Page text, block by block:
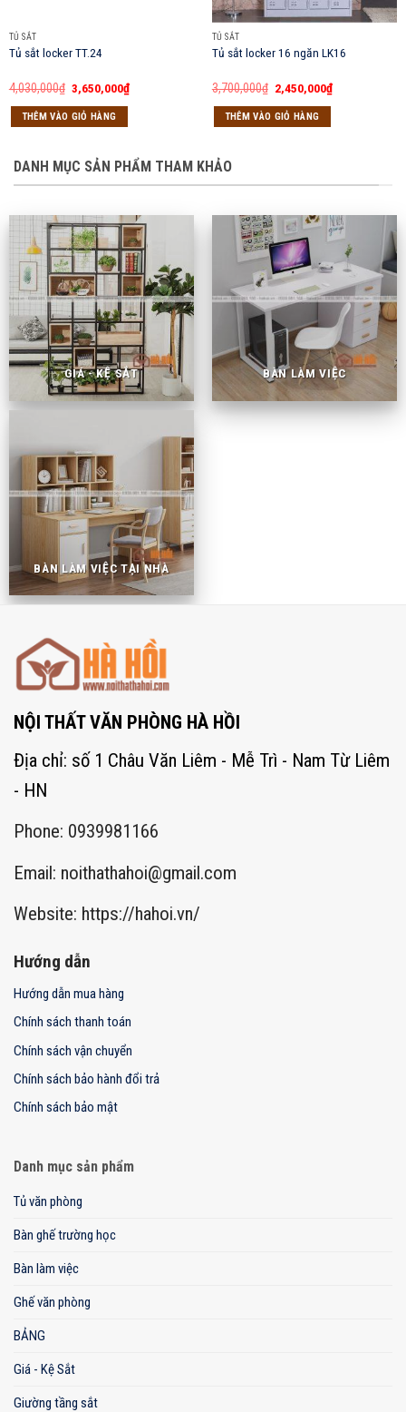
TỦ SẮT
Tủ sắt locker TT.24
4,030,000₫ Giá
gốc
là:
4,030,000₫.
3,650,000₫Giá
hiện
THÊM VÀO GIỎ HÀNG
TỦ SẮT
Tủ sắt locker 16 ngăn LK16
3,700,000₫ Giá
gốc
là:
3,700,000₫.
2,450,000₫Giá
hiện
THÊM VÀO GIỎ HÀNG
DANH MỤC SẢN PHẨM THAM KHẢO
GIÁ - KỆ SẮT BÀN LÀM VIỆC
BÀN LÀM VIỆC TẠI NHÀ
NỘI THẤT VĂN PHÒNG HÀ HỒI
Địa chỉ: số 1 Châu Văn Liêm - Mễ Trì - Nam Từ Liêm
- HN
Phone: 0939981166
Email: noithathahoi@gmail.com
Website: https://hahoi.vn/
Hướng dẫn
Hướng dẫn mua hàng
Chính sách thanh toán
Chính sách vận chuyển
Chính sách bảo hành đổi trả
Chính sách bảo mật
Danh mục sản phẩm
Tủ văn phòng
Bàn ghế trường học
Bàn làm việc
Ghế văn phòng
BẢNG
Giá - Kệ Sắt
Giường tầng sắt